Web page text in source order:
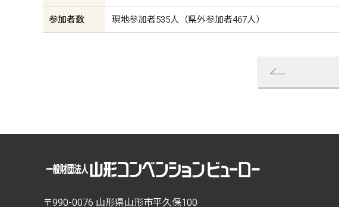
参加者数 現地参加者535人（県外参加者467人）
〒990-0076 山形県山形市平久保100